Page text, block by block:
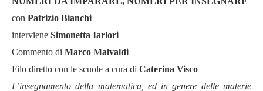
con Patrizio Bianchi
interviene Simonetta Iarlori
Commento di Marco Malvaldi
Filo diretto con le scuole a cura di Caterina Visco
L’insegnamento della matematica, ed in genere delle materie